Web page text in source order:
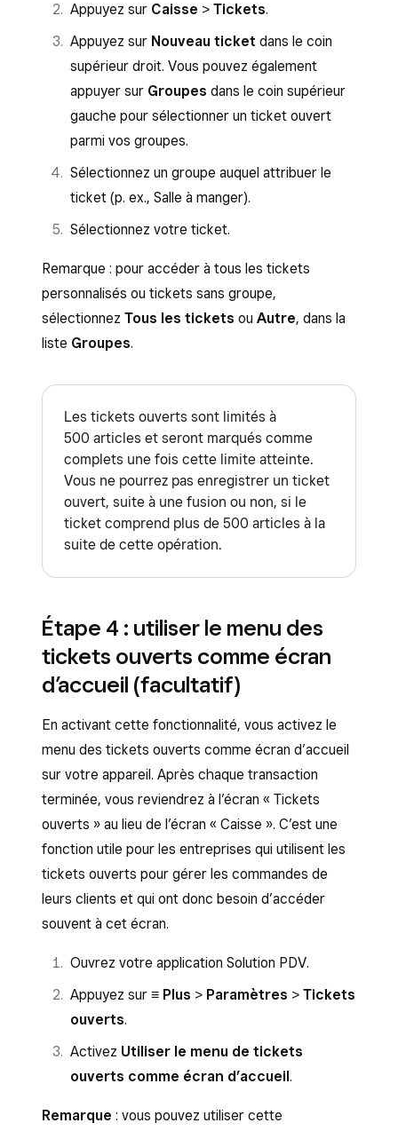
Appuyez sur Caisse > Tickets.
Appuyez sur Nouveau ticket dans le coin
supérieur droit. Vous pouvez également
appuyer sur Groupes dans le coin supérieur
gauche pour sélectionner un ticket ouvert
parmi vos groupes.
Sélectionnez un groupe auquel attribuer le
ticket (p. ex., Salle à manger).
Sélectionnez votre ticket.
Remarque : pour accéder à tous les tickets
personnalisés ou tickets sans groupe,
sélectionnez Tous les tickets ou Autre, dans la
liste Groupes.
Les tickets ouverts sont limités à
500 articles et seront marqués comme
complets une fois cette limite atteinte.
Vous ne pourrez pas enregistrer un ticket
ouvert, suite à une fusion ou non, si le
ticket comprend plus de 500 articles à la
suite de cette opération.
Étape 4 : utiliser le menu des
tickets ouverts comme écran
d’accueil (facultatif)
En activant cette fonctionnalité, vous activez le
menu des tickets ouverts comme écran d’accueil
sur votre appareil. Après chaque transaction
terminée, vous reviendrez à l’écran « Tickets
ouverts » au lieu de l’écran « Caisse ». C’est une
fonction utile pour les entreprises qui utilisent les
tickets ouverts pour gérer les commandes de
leurs clients et qui ont donc besoin d’accéder
souvent à cet écran.
Ouvrez votre application Solution PDV.
Appuyez sur ≡ Plus > Paramètres > Tickets
ouverts.
Activez Utiliser le menu de tickets
ouverts comme écran d’accueil.
Remarque : vous pouvez utiliser cette